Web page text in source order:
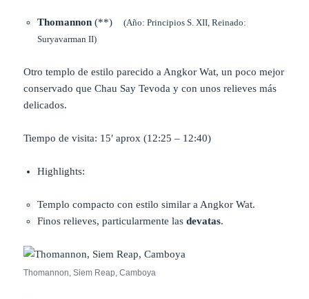
Thomannon (**)(Año: Principios S. XII, Reinado:
Suryavarman II)
Otro templo de estilo parecido a Angkor Wat, un poco mejor
conservado que Chau Say Tevoda y con unos relieves más
delicados.
Tiempo de visita: 15′ aprox (12:25 – 12:40)
Highlights:
Templo compacto con estilo similar a Angkor Wat.
Finos relieves, particularmente lasdevatas.
Thomannon, Siem Reap, Camboya